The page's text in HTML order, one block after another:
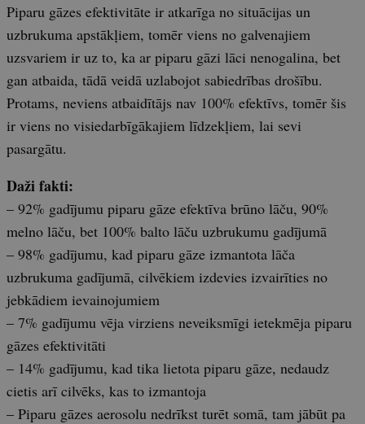
Piparu gāzes efektivitāte ir atkarīga no situācijas un
uzbrukuma apstākļiem, tomēr viens no galvenajiem
uzsvariem ir uz to, ka ar piparu gāzi lāci nenogalina, bet
gan atbaida, tādā veidā uzlabojot sabiedrības drošību.
Protams, neviens atbaidītājs nav 100% efektīvs, tomēr šis
ir viens no visiedarbīgākajiem līdzekļiem, lai sevi
pasargātu.
Daži fakti:
– 92% gadījumu piparu gāze efektīva brūno lāču, 90%
melno lāču, bet 100% balto lāču uzbrukumu gadījumā
– 98% gadījumu, kad piparu gāze izmantota lāča
uzbrukuma gadījumā, cilvēkiem izdevies izvairīties no
jebkādiem ievainojumiem
– 7% gadījumu vēja virziens neveiksmīgi ietekmēja piparu
gāzes efektivitāti
– 14% gadījumu, kad tika lietota piparu gāze, nedaudz
cietis arī cilvēks, kas to izmantoja
– Piparu gāzes aerosolu nedrīkst turēt somā, tam jābūt pa